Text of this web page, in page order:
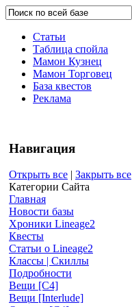
Статьи
Таблица спойла
Мамон Кузнец
Мамон Торговец
База квестов
Реклама
Навигация
Открыть все | Закрыть все
Категории Сайта
Главная
Новости базы
Хроники Lineage2
Квесты
Статьи о Lineage2
Классы | Скиллы
Подробности
Вещи [С4]
Вещи [Interlude]